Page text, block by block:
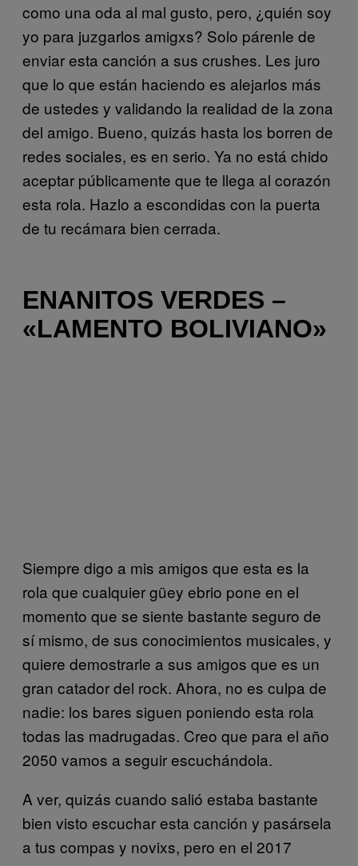
como una oda al mal gusto, pero, ¿quién soy
yo para juzgarlos amigxs? Solo párenle de
enviar esta canción a sus crushes. Les juro
que lo que están haciendo es alejarlos más
de ustedes y validando la realidad de la zona
del amigo. Bueno, quizás hasta los borren de
redes sociales, es en serio. Ya no está chido
aceptar públicamente que te llega al corazón
esta rola. Hazlo a escondidas con la puerta
de tu recámara bien cerrada.
ENANITOS VERDES –
«LAMENTO BOLIVIANO»
Siempre digo a mis amigos que esta es la
rola que cualquier güey ebrio pone en el
momento que se siente bastante seguro de
sí mismo, de sus conocimientos musicales, y
quiere demostrarle a sus amigos que es un
gran catador del rock. Ahora, no es culpa de
nadie: los bares siguen poniendo esta rola
todas las madrugadas. Creo que para el año
2050 vamos a seguir escuchándola.
A ver, quizás cuando salió estaba bastante
bien visto escuchar esta canción y pasársela
a tus compas y novixs, pero en el 2017